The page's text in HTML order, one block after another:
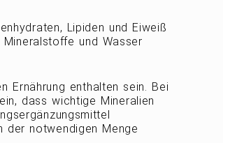
Lipiden und Eiweiß
und Wasser
Ernährung enthalten sein. Bei
dass wichtige Mineralien
der notwendigen Menge